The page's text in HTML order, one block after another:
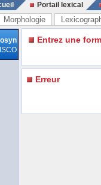
Portail lexical
Morphologie
Entrez une
Erreur